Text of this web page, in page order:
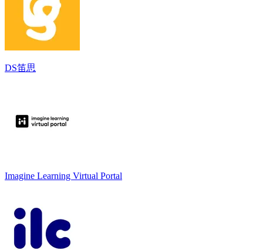
DS笛思
Imagine Learning Virtual Portal